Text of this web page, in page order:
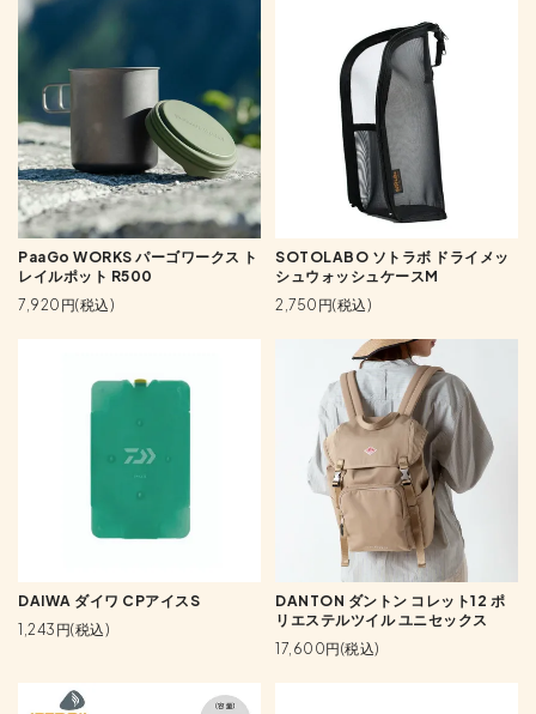
PaaGo WORKS パーゴワークス ト
レイルポット R500
7,920円(税込)
SOTOLABO ソトラボ ドライメッ
シュウォッシュケースM
2,750円(税込)
DAIWA ダイワ CPアイスS
1,243円(税込)
DANTON ダントン コレット12 ポ
リエステルツイル ユニセックス
17,600円(税込)